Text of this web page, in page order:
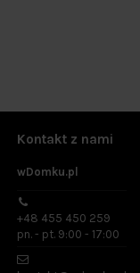
Kontakt z nami
wDomku.pl
+48 455 450 259
pn. - pt. 9:00 - 17:00